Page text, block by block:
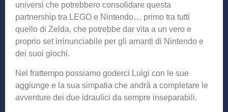
universi che potrebbero consolidare questa
partnership tra LEGO e Nintendo… primo tra tutti
quello di Zelda, che potrebbe dar vita a un vero e
proprio set irrinunciabile per gli amanti di Nintendo e
dei suoi giochi.
Nel frattempo possiamo goderci Luigi con le sue
aggiunge e la sua simpatia che andrà a completare le
avventure dei due idraulici da sempre inseparabili.